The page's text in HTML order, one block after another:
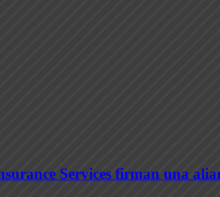
Services firman una